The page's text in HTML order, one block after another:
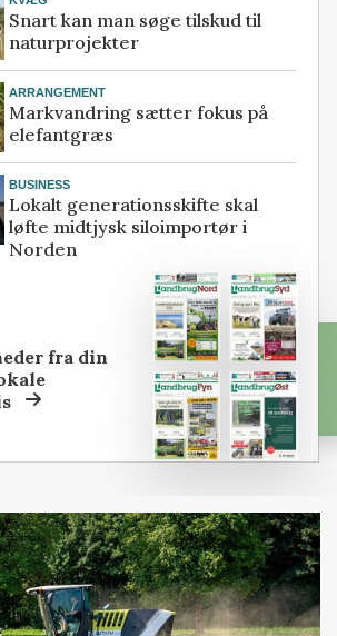
Snart kan man søge tilskud til
naturprojekter
ARRANGEMENT
Markvandring sætter fokus på
elefantgræs
BUSINESS
Lokalt generationsskifte skal
løfte midtjysk siloimportør i
Norden
fra din